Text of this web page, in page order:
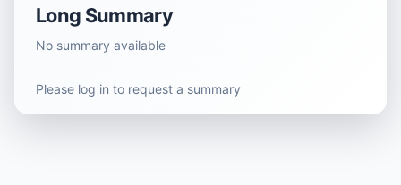
Long Summary
No summary available
Please log in to request a summary